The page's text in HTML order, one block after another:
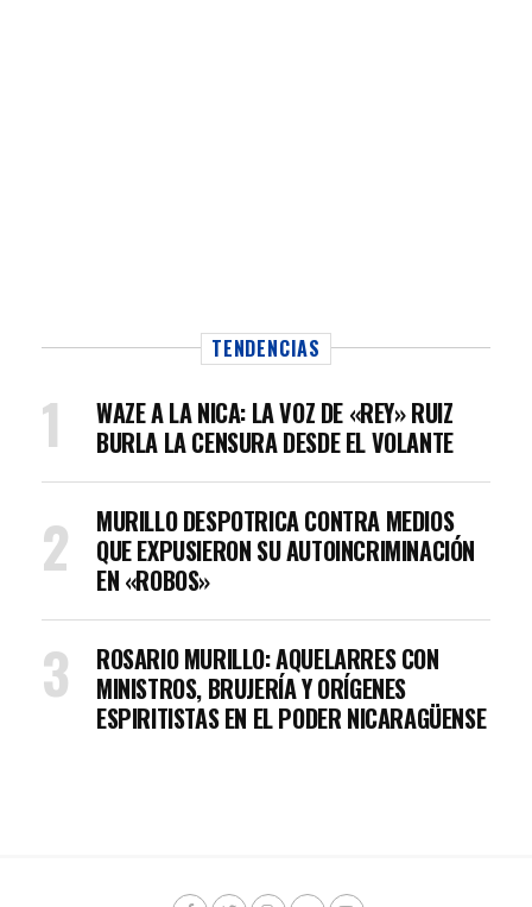
TENDENCIAS
WAZE A LA NICA: LA VOZ DE «REY» RUIZ
BURLA LA CENSURA DESDE EL VOLANTE
MURILLO DESPOTRICA CONTRA MEDIOS
QUE EXPUSIERON SU AUTOINCRIMINACIÓN
EN «ROBOS»
ROSARIO MURILLO: AQUELARRES CON
MINISTROS, BRUJERÍA Y ORÍGENES
ESPIRITISTAS EN EL PODER NICARAGÜENSE